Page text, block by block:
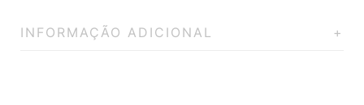
INFORMAÇÃO ADICIONAL